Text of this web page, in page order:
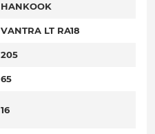
HANKOOK
VANTRA LT RA18
205
65
16